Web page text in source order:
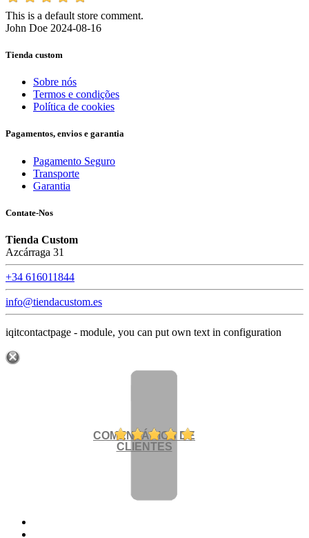
This is a default store comment.
John Doe 2024-08-16
Tienda custom
Sobre nós
Termos e condições
Política de cookies
Pagamentos, envios e garantia
Pagamento Seguro
Transporte
Garantia
Contate-Nos
Tienda Custom
Azcárraga 31
+34 616011844
info@tiendacustom.es
iqitcontactpage - module, you can put own text in configuration
COMENTÁRIOS DE
CLIENTES